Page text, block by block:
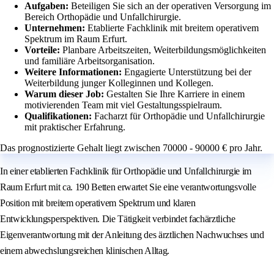
Aufgaben: Beteiligen Sie sich an der operativen Versorgung im
Bereich Orthopädie und Unfallchirurgie.
Unternehmen: Etablierte Fachklinik mit breitem operativem
Spektrum im Raum Erfurt.
Vorteile: Planbare Arbeitszeiten, Weiterbildungsmöglichkeiten
und familiäre Arbeitsorganisation.
Weitere Informationen: Engagierte Unterstützung bei der
Weiterbildung junger Kolleginnen und Kollegen.
Warum dieser Job: Gestalten Sie Ihre Karriere in einem
motivierenden Team mit viel Gestaltungsspielraum.
Qualifikationen: Facharzt für Orthopädie und Unfallchirurgie
mit praktischer Erfahrung.
Das prognostizierte Gehalt liegt zwischen 70000 - 90000 € pro Jahr.
In einer etablierten Fachklinik für Orthopädie und Unfallchirurgie im
Raum Erfurt mit ca. 190 Betten erwartet Sie eine verantwortungsvolle
Position mit breitem operativem Spektrum und klaren
Entwicklungsperspektiven. Die Tätigkeit verbindet fachärztliche
Eigenverantwortung mit der Anleitung des ärztlichen Nachwuchses und
einem abwechslungsreichen klinischen Alltag.